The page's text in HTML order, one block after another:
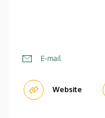
E-mail
Website